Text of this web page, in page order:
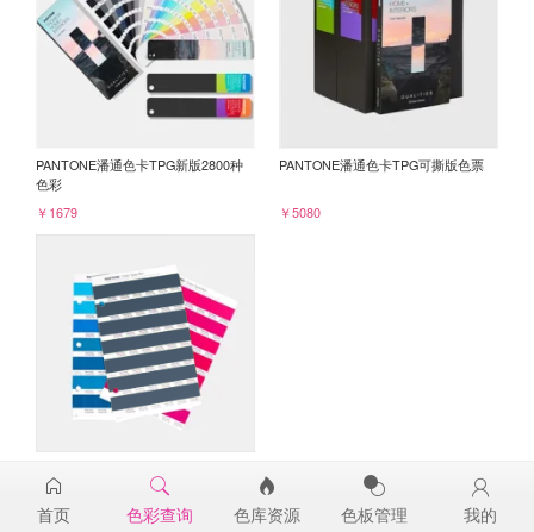
PANTONE潘通色卡TPG新版2800种
色彩
￥1679
PANTONE潘通色卡TPG可撕版色票
￥5080
19-4326TPG
￥98
首页 色彩查询 色库资源 色板管理 我的